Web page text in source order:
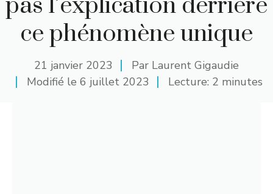
ce phénomène unique
21 janvier 2023 Par Laurent Gigaudie
Modifié le 6 juillet 2023 Lecture: 2 minutes